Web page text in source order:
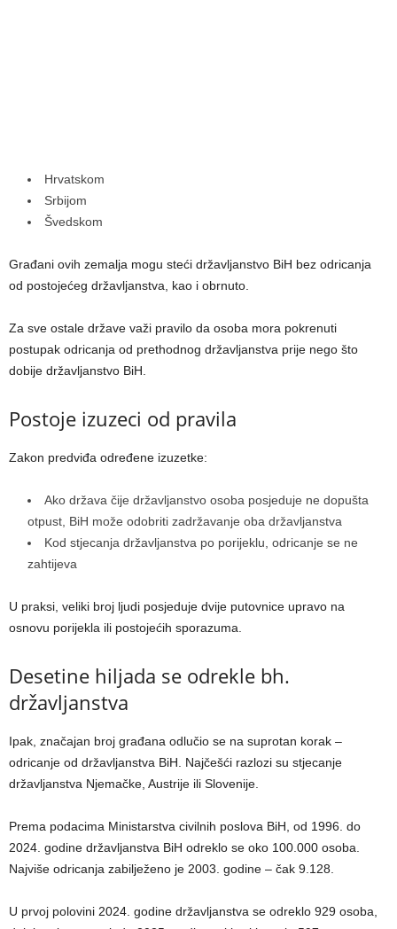
Hrvatskom
Srbijom
Švedskom
Građani ovih zemalja mogu steći državljanstvo BiH bez odricanja
od postojećeg državljanstva, kao i obrnuto.
Za sve ostale države važi pravilo da osoba mora pokrenuti
postupak odricanja od prethodnog državljanstva prije nego što
dobije državljanstvo BiH.
Postoje izuzeci od pravila
Zakon predviđa određene izuzetke:
Ako država čije državljanstvo osoba posjeduje ne dopušta
otpust, BiH može odobriti zadržavanje oba državljanstva
Kod stjecanja državljanstva po porijeklu, odricanje se ne
zahtijeva
U praksi, veliki broj ljudi posjeduje dvije putovnice upravo na
osnovu porijekla ili postojećih sporazuma.
Desetine hiljada se odrekle bh.
državljanstva
Ipak, značajan broj građana odlučio se na suprotan korak –
odricanje od državljanstva BiH. Najčešći razlozi su stjecanje
državljanstva Njemačke, Austrije ili Slovenije.
Prema podacima Ministarstva civilnih poslova BiH, od 1996. do
2024. godine državljanstva BiH odreklo se oko 100.000 osoba.
Najviše odricanja zabilježeno je 2003. godine – čak 9.128.
U prvoj polovini 2024. godine državljanstva se odreklo 929 osoba,